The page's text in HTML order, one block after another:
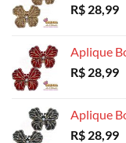
R$ 28,99
Aplique
R$ 28,99
Aplique
R$ 28,99